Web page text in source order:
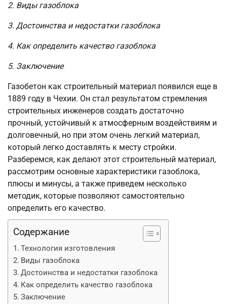
2. Виды газоблока
3. Достоинства и недостатки газоблока
4. Как определить качество газоблока
5. Заключение
Газобетон как строительный материал появился еще в
1889 году в Чехии. Он стал результатом стремления
строительных инженеров создать достаточно
прочный, устойчивый к атмосферным воздействиям и
долговечный, но при этом очень легкий материал,
который легко доставлять к месту стройки.
Разберемся, как делают этот строительный материал,
рассмотрим основные характеристики газоблока,
плюсы и минусы, а также приведем несколько
методик, которые позволяют самостоятельно
определить его качество.
Содержание
Технология изготовления
Виды газоблока
Достоинства и недостатки газоблока
Как определить качество газоблока
Заключение